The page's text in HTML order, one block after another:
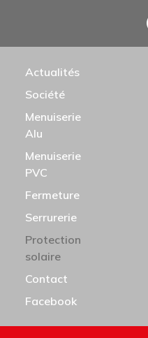
Actualités
Société
Menuiserie
Alu
Menuiserie
PVC
Fermeture
Serrurerie
Protection
solaire
Contact
Facebook